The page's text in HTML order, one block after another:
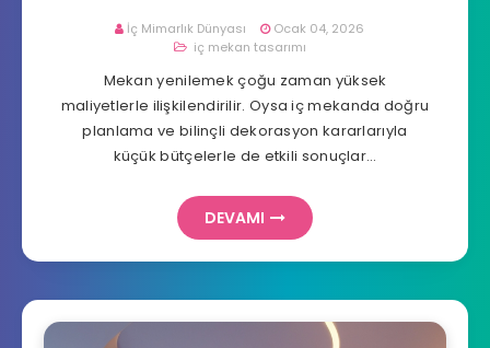
İç Mimarlık Dünyası
Ocak 04, 2026
iç mekan tasarımı
Mekan yenilemek çoğu zaman yüksek
maliyetlerle ilişkilendirilir. Oysa iç mekanda doğru
planlama ve bilinçli dekorasyon kararlarıyla
küçük bütçelerle de etkili sonuçlar…
DEVAMI